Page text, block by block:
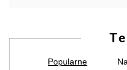
Popularne